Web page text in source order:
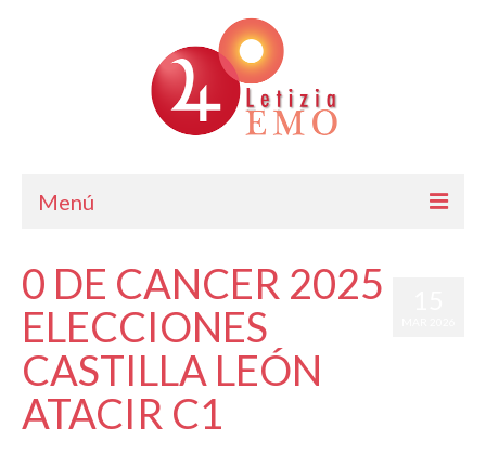
Menú
Cursos de Astrología
Consulta
Blog. Horóscopo Gratis
0 DE CANCER 2025
ELECCIONES
CASTILLA LEÓN
ATACIR C1